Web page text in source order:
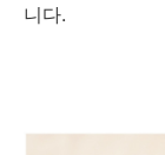
니다.